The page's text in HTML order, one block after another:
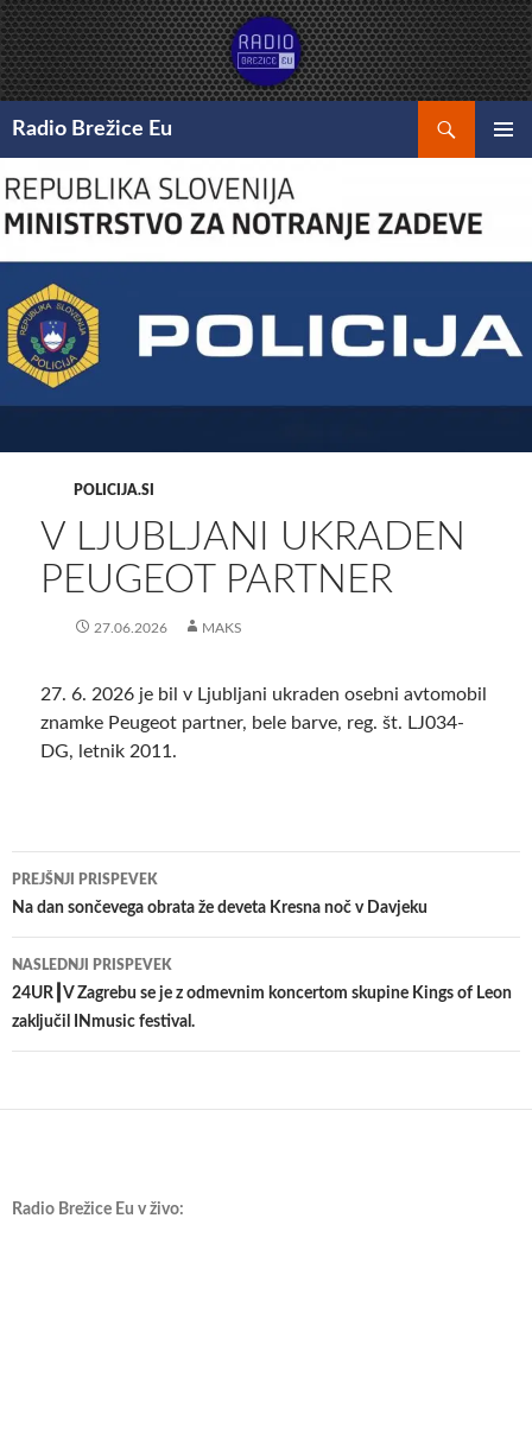
Preskoči
na
vsebino
Radio Brežice Eu
POLICIJA.SI
V LJUBLJANI UKRADEN
PEUGEOT PARTNER
27.06.2026 MAKS
27. 6. 2026 je bil v Ljubljani ukraden osebni avtomobil
znamke Peugeot partner, bele barve, reg. št. LJ034-
DG, letnik 2011.
Krmarjenje
po
prispevkih
PREJŠNJI PRISPEVEK
Na dan sončevega obrata že deveta Kresna noč v Davjeku
NASLEDNJI PRISPEVEK
24UR┃V Zagrebu se je z odmevnim koncertom skupine Kings of Leon
zaključil INmusic festival.
Radio Brežice Eu v živo: